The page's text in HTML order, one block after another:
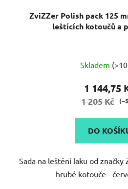
ZviZZer Polish pack 125
leštících kotoučů a
Skladem
1 144,75
1 205 Kč
DO
Sada na leštění laku od značky
hrubé kotouče -